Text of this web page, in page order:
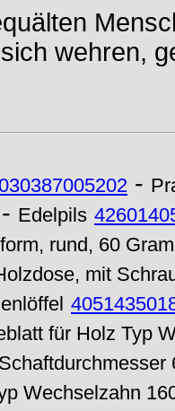
wehren,
-
- Edelpils
rund, 60
mit
für Holz Typ
Wechselzahn